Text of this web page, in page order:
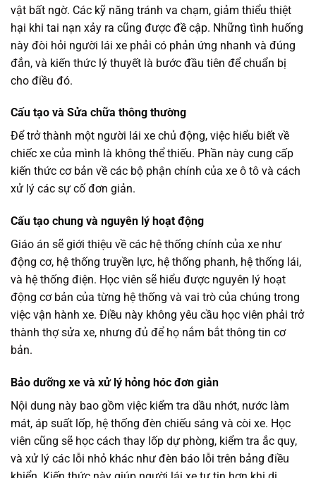
vật bất ngờ. Các kỹ năng tránh va chạm, giảm thiểu thiệt
hại khi tai nạn xảy ra cũng được đề cập. Những tình huống
này đòi hỏi người lái xe phải có phản ứng nhanh và đúng
đắn, và kiến thức lý thuyết là bước đầu tiên để chuẩn bị
cho điều đó.
Cấu tạo và Sửa chữa thông thường
Để trở thành một người lái xe chủ động, việc hiểu biết về
chiếc xe của mình là không thể thiếu. Phần này cung cấp
kiến thức cơ bản về các bộ phận chính của xe ô tô và cách
xử lý các sự cố đơn giản.
Cấu tạo chung và nguyên lý hoạt động
Giáo án sẽ giới thiệu về các hệ thống chính của xe như
động cơ, hệ thống truyền lực, hệ thống phanh, hệ thống lái,
và hệ thống điện. Học viên sẽ hiểu được nguyên lý hoạt
động cơ bản của từng hệ thống và vai trò của chúng trong
việc vận hành xe. Điều này không yêu cầu học viên phải trở
thành thợ sửa xe, nhưng đủ để họ nắm bắt thông tin cơ
bản.
Bảo dưỡng xe và xử lý hỏng hóc đơn giản
Nội dung này bao gồm việc kiểm tra dầu nhớt, nước làm
mát, áp suất lốp, hệ thống đèn chiếu sáng và còi xe. Học
viên cũng sẽ học cách thay lốp dự phòng, kiểm tra ắc quy,
và xử lý các lỗi nhỏ khác như đèn báo lỗi trên bảng điều